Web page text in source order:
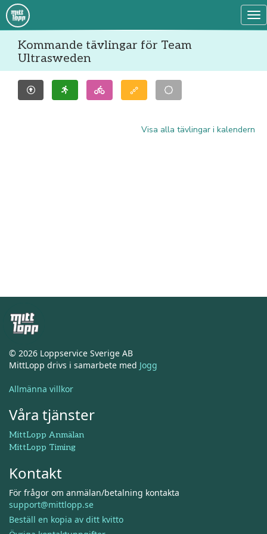
Kommande tävlingar för Team
Ultrasweden
Visa alla tävlingar i kalendern
© 2026 Loppservice Sverige AB
MittLopp drivs i samarbete med Jogg
Allmänna villkor
Våra tjänster
MittLopp Anmälan
MittLopp Timing
Kontakt
För frågor om anmälan/betalning kontakta
support@mittlopp.se
Beställ en kopia av ditt kvitto